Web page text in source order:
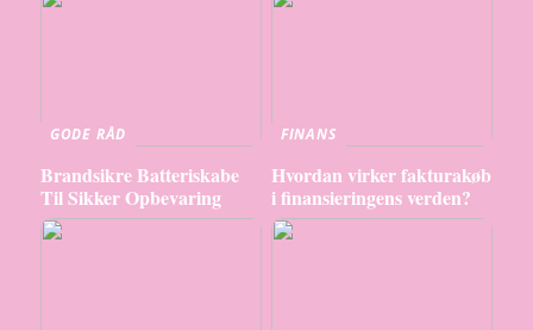
GODE RÅD
Brandsikre Batteriskabe
Til Sikker Opbevaring
FINANS
Hvordan virker fakturakøb
i finansieringens verden?